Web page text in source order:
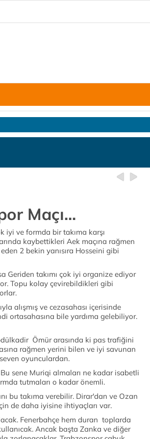
Maçı...
iyi ve formda bir takıma karşı
kaybettikleri Aek maçına rağmen
2 bekin yanısıra Hosseini gibi
Geriden takımı çok iyi organize ediyor
Topu kolay çevirebildikleri gibi
alışmış ve cezasahası içerisinde
ortasahasına bile yardıma gelebiliyor.
Ömür arasında ki pas trafiğini
rağmen yerini bilen ve iyi savunan
oyunculardan.
sene Muriqi almaları ne kadar isabetli
tutmaları o kadar önemli.
bu takıma verebilir. Dirar'dan ve Ozan
de daha iyisine ihtiyaçları var.
Fenerbahçe hem duran toplarda
Ancak başta Zanka ve diğer